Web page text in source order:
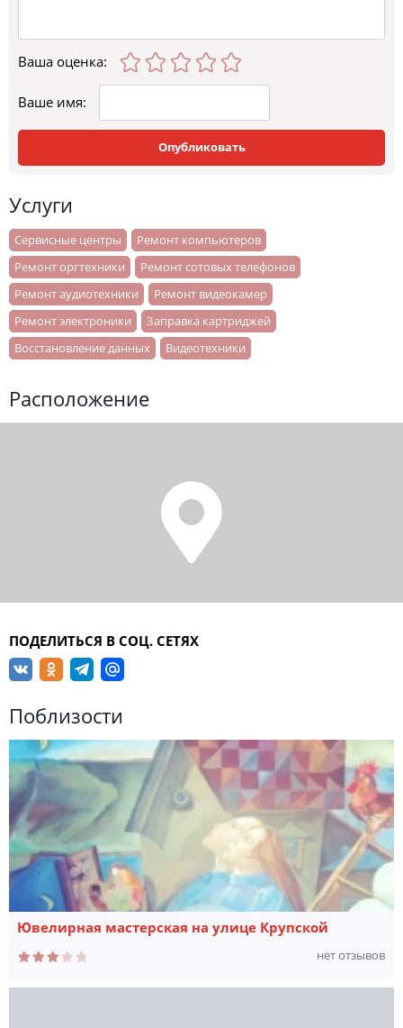
Ваша оценка:
Ваше имя:
Опубликовать
Услуги
Сервисные центры
Ремонт компьютеров
Ремонт оргтехники
Ремонт сотовых телефонов
Ремонт аудиотехники
Ремонт видеокамер
Ремонт электроники
Заправка картриджей
Восстановление данных
Видеотехники
Расположение
ПОДЕЛИТЬСЯ В СОЦ. СЕТЯХ
Поблизости
Ювелирная мастерская на улице Крупской
нет отзывов